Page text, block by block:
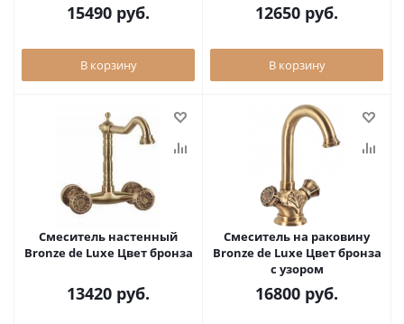
15490 руб.
В корзину
12650 руб.
В корзину
Смеситель настенный
Bronze de Luxe Цвет бронза
13420 руб.
Смеситель на раковину
Bronze de Luxe Цвет бронза
с узором
16800 руб.